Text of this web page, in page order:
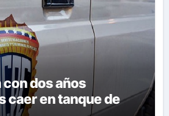
dos años
caer en tanque de